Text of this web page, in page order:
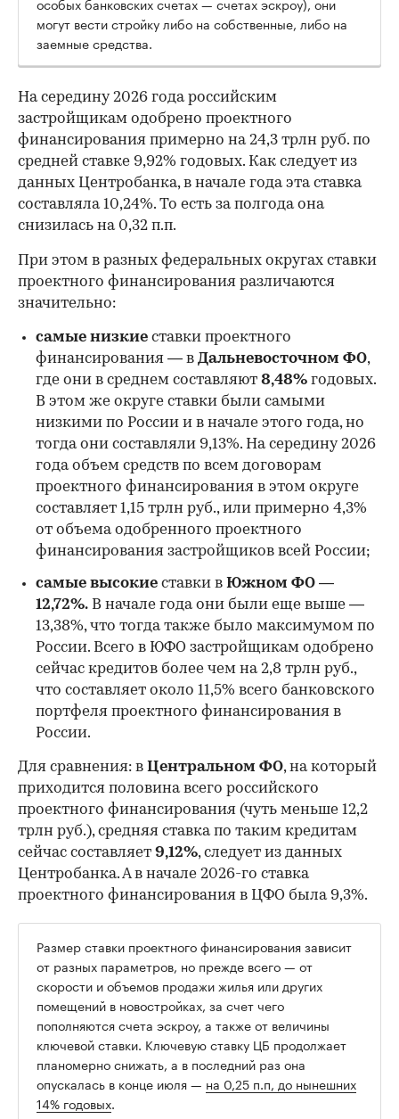
могут вести стройку либо на собственные, либо на
заемные средства.
На середину 2026 года российским
застройщикам одобрено проектного
финансирования примерно на 24,3 трлн руб. по
средней ставке 9,92% годовых. Как следует из
данных Центробанка, в начале года эта ставка
составляла 10,24%. То есть за полгода она
снизилась на 0,32 п.п.
При этом в разных федеральных округах ставки
проектного финансирования различаются
значительно:
самые низкие ставки проектного
финансирования — в Дальневосточном ФО,
где они в среднем составляют 8,48% годовых.
В этом же округе ставки были самыми
низкими по России и в начале этого года, но
тогда они составляли 9,13%. На середину 2026
года объем средств по всем договорам
проектного финансирования в этом округе
составляет 1,15 трлн руб., или примерно 4,3%
от объема одобренного проектного
финансирования застройщиков всей России;
самые высокие ставки в Южном ФО —
12,72%. В начале года они были еще выше —
13,38%, что тогда также было максимумом по
России. Всего в ЮФО застройщикам одобрено
сейчас кредитов более чем на 2,8 трлн руб.,
что составляет около 11,5% всего банковского
портфеля проектного финансирования в
России.
Для сравнения: в Центральном ФО, на который
приходится половина всего российского
проектного финансирования (чуть меньше 12,2
трлн руб.), средняя ставка по таким кредитам
сейчас составляет 9,12%, следует из данных
Центробанка. А в начале 2026-го ставка
проектного финансирования в ЦФО была 9,3%.
Размер ставки проектного финансирования зависит
от разных параметров, но прежде всего — от
скорости и объемов продажи жилья или других
помещений в новостройках, за счет чего
пополняются счета эскроу, а также от величины
ключевой ставки. Ключевую ставку ЦБ продолжает
планомерно снижать, а в последний раз она
опускалась в конце июля — на 0,25 п.п, до нынешних
14% годовых.